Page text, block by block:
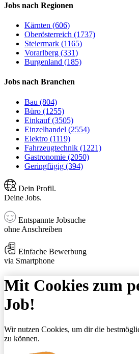
Jobs nach Regionen
Kärnten (606)
Oberösterreich (1737)
Steiermark (1165)
Vorarlberg (331)
Burgenland (185)
Jobs nach Branchen
Bau (804)
Büro (1255)
Einkauf (3505)
Einzelhandel (2554)
Elektro (1119)
Fahrzeugtechnik (1221)
Gastronomie (2050)
Geringfügig (394)
Dein Profil.
Deine Jobs.
Entspannte Jobsuche
ohne Anschreiben
Einfache Bewerbung
via Smartphone
Mit Cookies zum
Job!
Wir nutzen Cookies, um dir die
zu können.